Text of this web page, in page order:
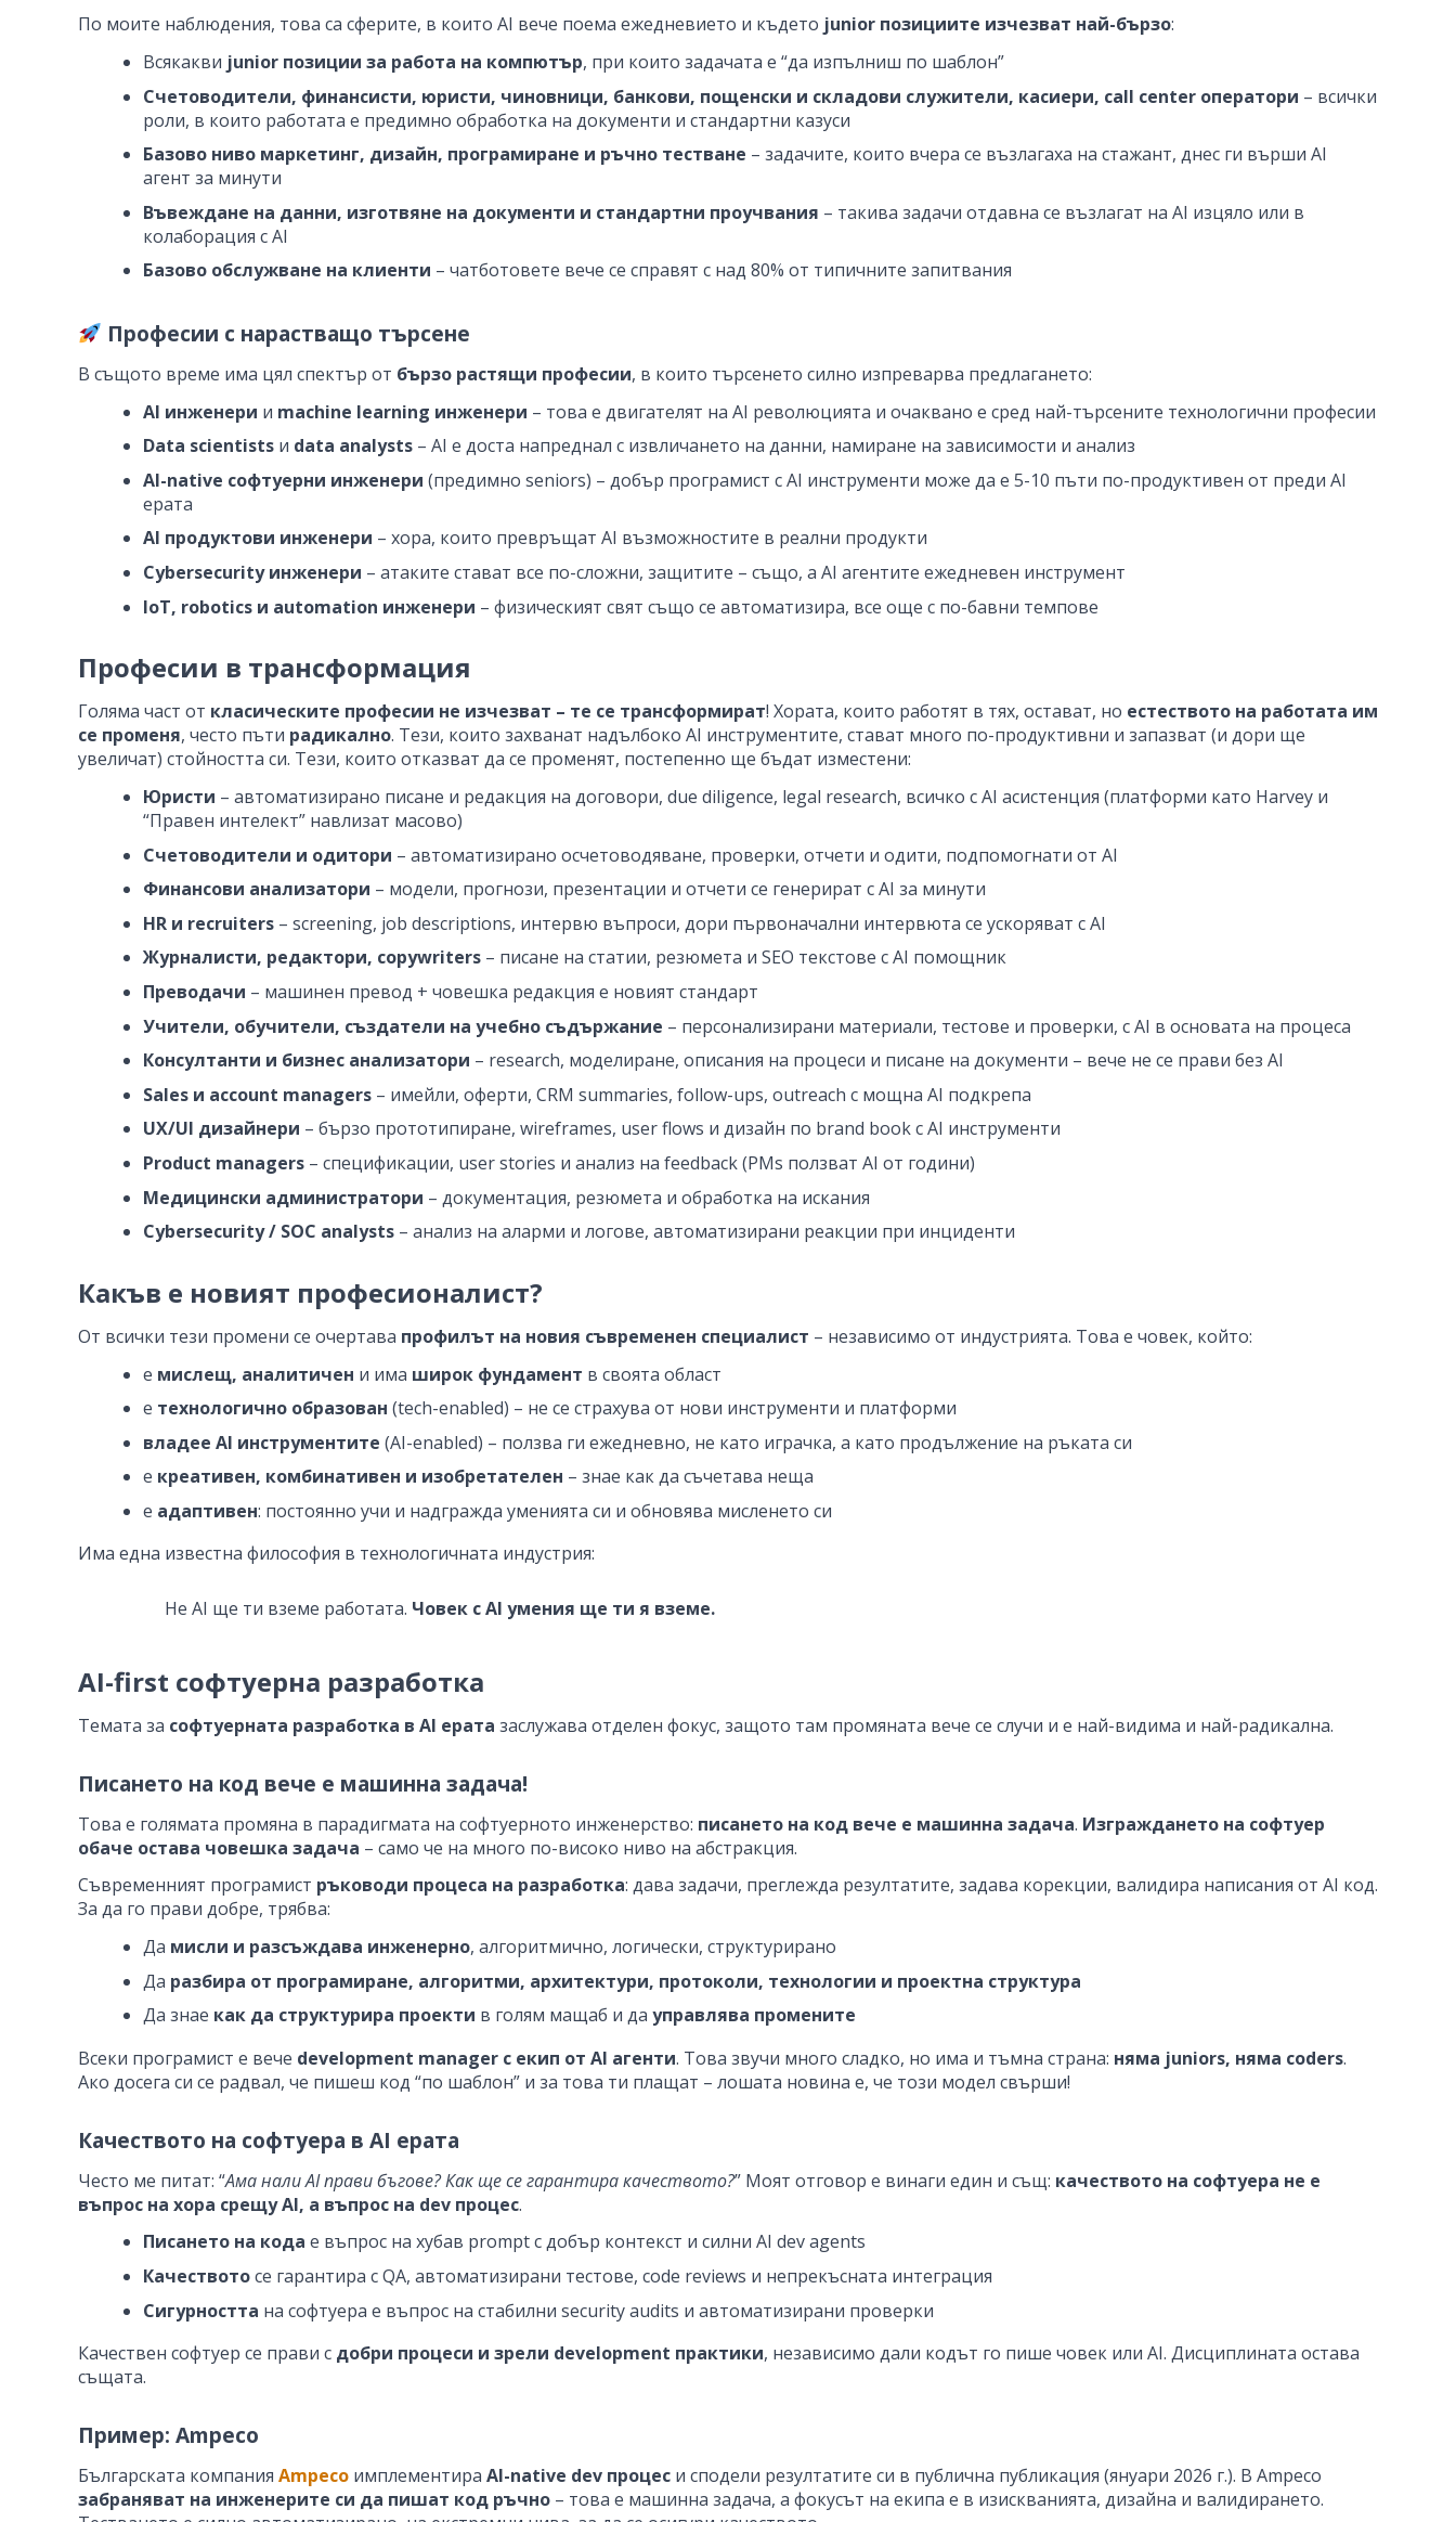
По моите наблюдения, това са сферите, в които AI вече поема ежедневието и където junior позициите изчезват най-бързо:
Всякакви junior позиции за работа на компютър, при които задачата е “да изпълниш по шаблон”
Счетоводители, финансисти, юристи, чиновници, банкови, пощенски и складови служители, касиери, call center оператори – всички
роли, в които работата е предимно обработка на документи и стандартни казуси
Базово ниво маркетинг, дизайн, програмиране и ръчно тестване – задачите, които вчера се възлагаха на стажант, днес ги върши AI
агент за минути
Въвеждане на данни, изготвяне на документи и стандартни проучвания – такива задачи отдавна се възлагат на AI изцяло или в
колаборация с AI
Базово обслужване на клиенти – чатботовете вече се справят с над 80% от типичните запитвания
Професии с нарастващо търсене
В същото време има цял спектър от бързо растящи професии, в които търсенето силно изпреварва предлагането:
AI инженери и machine learning инженери – това е двигателят на AI революцията и очаквано е сред най-търсените технологични професии
Data scientists и data analysts – AI е доста напреднал с извличането на данни, намиране на зависимости и анализ
AI-native софтуерни инженери (предимно seniors) – добър програмист с AI инструменти може да е 5-10 пъти по-продуктивен от преди AI
ерата
AI продуктови инженери – хора, които превръщат AI възможностите в реални продукти
Cybersecurity инженери – атаките стават все по-сложни, защитите – също, а AI агентите ежедневен инструмент
IoT, robotics и automation инженери – физическият свят също се автоматизира, все още с по-бавни темпове
Професии в трансформация
Голяма част от класическите професии не изчезват – те се трансформират! Хората, които работят в тях, остават, но естеството на работата им
се променя, често пъти радикално. Тези, които захванат надълбоко AI инструментите, стават много по-продуктивни и запазват (и дори ще
увеличат) стойността си. Тези, които отказват да се променят, постепенно ще бъдат изместени:
Юристи – автоматизирано писане и редакция на договори, due diligence, legal research, всичко с AI асистенция (платформи като Harvey и
“Правен интелект” навлизат масово)
Счетоводители и одитори – автоматизирано осчетоводяване, проверки, отчети и одити, подпомогнати от AI
Финансови анализатори – модели, прогнози, презентации и отчети се генерират с AI за минути
HR и recruiters – screening, job descriptions, интервю въпроси, дори първоначални интервюта се ускоряват с AI
Журналисти, редактори, copywriters – писане на статии, резюмета и SEO текстове с AI помощник
Преводачи – машинен превод + човешка редакция е новият стандарт
Учители, обучители, създатели на учебно съдържание – персонализирани материали, тестове и проверки, с AI в основата на процеса
Консултанти и бизнес анализатори – research, моделиране, описания на процеси и писане на документи – вече не се прави без AI
Sales и account managers – имейли, оферти, CRM summaries, follow-ups, outreach с мощна AI подкрепа
UX/UI дизайнери – бързо прототипиране, wireframes, user flows и дизайн по brand book с AI инструменти
Product managers – спецификации, user stories и анализ на feedback (PMs ползват AI от години)
Медицински администратори – документация, резюмета и обработка на искания
Cybersecurity / SOC analysts – анализ на аларми и логове, автоматизирани реакции при инциденти
Какъв е новият професионалист?
От всички тези промени се очертава профилът на новия съвременен специалист – независимо от индустрията. Това е човек, който:
е мислещ, аналитичен и има широк фундамент в своята област
е технологично образован (tech-enabled) – не се страхува от нови инструменти и платформи
владее AI инструментите (AI-enabled) – ползва ги ежедневно, не като играчка, а като продължение на ръката си
e креативен, комбинативен и изобретателен – знае как да съчетава неща
e адаптивен: постоянно учи и надгражда уменията си и обновява мисленето си
Има една известна философия в технологичната индустрия:
Не AI ще ти вземе работата. Човек с AI умения ще ти я вземе.
AI-first софтуерна разработка
Темата за софтуерната разработка в AI ерата заслужава отделен фокус, защото там промяната вече се случи и е най-видима и най-радикална.
Писането на код вече е машинна задача!
Това е голямата промяна в парадигмата на софтуерното инженерство: писането на код вече е машинна задача. Изграждането на софтуер
обаче остава човешка задача – само че на много по-високо ниво на абстракция.
Съвременният програмист ръководи процеса на разработка: дава задачи, преглежда резултатите, задава корекции, валидира написания от AI код.
За да го прави добре, трябва:
Да мисли и разсъждава инженерно, алгоритмично, логически, структурирано
Да разбира от програмиране, алгоритми, архитектури, протоколи, технологии и проектна структура
Да знае как да структурира проекти в голям мащаб и да управлява промените
Всеки програмист е вече development manager с екип от AI агенти. Това звучи много сладко, но има и тъмна страна: няма juniors, няма coders.
Ако досега си се радвал, че пишеш код “по шаблон” и за това ти плащат – лошата новина е, че този модел свърши!
Качеството на софтуера в AI ерата
Често ме питат: “Ама нали AI прави бъгове? Как ще се гарантира качеството?” Моят отговор е винаги един и същ: качеството на софтуера не е
въпрос на хора срещу AI, а въпрос на dev процес.
Писането на кода е въпрос на хубав prompt с добър контекст и силни AI dev agents
Качествотосе гарантира с QA, автоматизирани тестове, code reviews и непрекъсната интеграция
Сигурността на софтуера е въпрос на стабилни security audits и автоматизирани проверки
Качествен софтуер се прави с добри процеси и зрели development практики, независимо дали кодът го пише човек или AI. Дисциплината остава
същата.
Пример: Ampeco
Българската компания Ampeco имплементира AI-native dev процес и сподели резултатите си в публична публикация (януари 2026 г.). В Ampeco
забраняват на инженерите си да пишат код ръчно – това е машинна задача, а фокусът на екипа е в изискванията, дизайна и валидирането.